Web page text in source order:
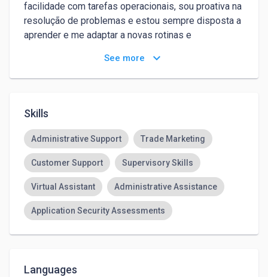
facilidade com tarefas operacionais, sou proativa na
resolução de problemas e estou sempre disposta a
aprender e me adaptar a novas rotinas e
desenvolver novas habilidades e contribuir com
responsabilidade e comprometimento para os
See more keyboard_arrow_down
Skills
Administrative Support Trade Marketing
Customer Support Supervisory Skills
Virtual Assistant Administrative Assistance
Application Security Assessments
Languages